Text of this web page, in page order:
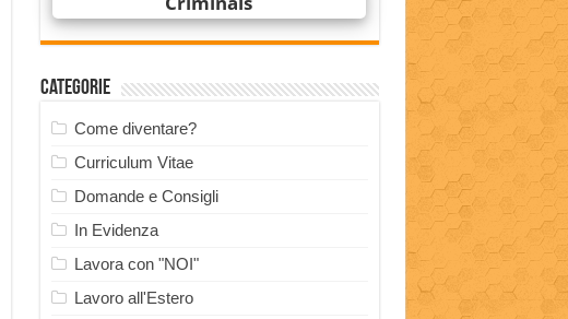
Categorie
Come diventare?
Curriculum Vitae
Domande e Consigli
In Evidenza
Lavora con "NOI"
Lavoro all'Estero